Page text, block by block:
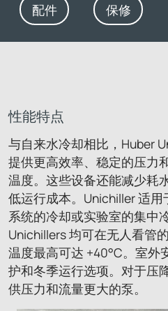
配件 保修
性能特点
与自来水冷却相比，Huber
提供更高效率、稳定的压力
温度。这些设备还能减少耗
低运行成本。Unichiller 适
系统的冷却或实验室的集中
Unichillers 均可在无人看管
温度最高可达 +40°C。室外
护和冬季运行选项。对于压
供压力和流量更大的泵。